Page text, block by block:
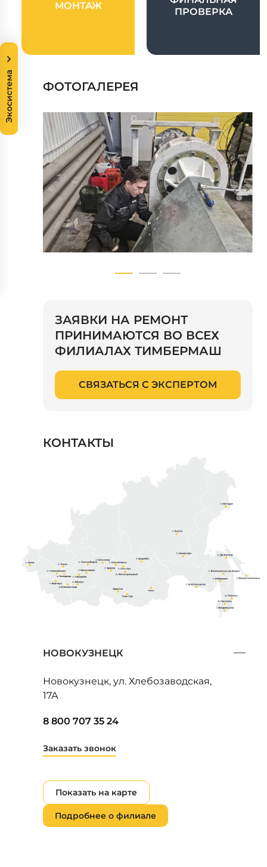
МОНТАЖ
ПРОВЕРКА
ФОТОГАЛЕРЕЯ
ЗАЯВКИ НА РЕМОНТ
ПРИНИМАЮТСЯ ВО ВСЕХ
ФИЛИАЛАХ ТИМБЕРМАШ
СВЯЗАТЬСЯ С ЭКСПЕРТОМ
КОНТАКТЫ
НОВОКУЗНЕЦК
Новокузнецк, ул. Хлебозаводская,
17А
8 800 707 35 24
Заказать звонок
Показать на карте
Подробнее о филиале
Экосистема